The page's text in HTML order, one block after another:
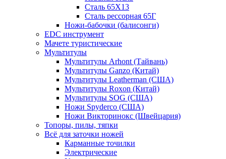
Сталь 65Х13
Сталь рессорная 65Г
Ножи-бабочки (балисонги)
EDC инструмент
Мачете туристические
Мультитулы
Мультитулы Arhont (Тайвань)
Мультитулы Ganzo (Китай)
Мультитулы Leatherman (США)
Мультитулы Roxon (Китай)
Мультитулы SOG (США)
Ножи Spyderco (США)
Ножи Викторинокс (Швейцария)
Топоры, пилы, тяпки
Всё для заточки ножей
Карманные точилки
Электрические